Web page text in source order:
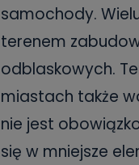
samochody.
terenem
odblaskowych.
miastach także
nie jest
się w mniejsze